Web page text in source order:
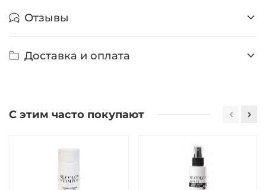
Отзывы
Доставка и оплата
С этим часто покупают